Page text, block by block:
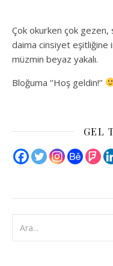
Çok okurken çok
daima cinsiyet eşitliğine
müzmin beyaz yakalı.
Bloğuma ‘’Hoş geldin!’’
GEL